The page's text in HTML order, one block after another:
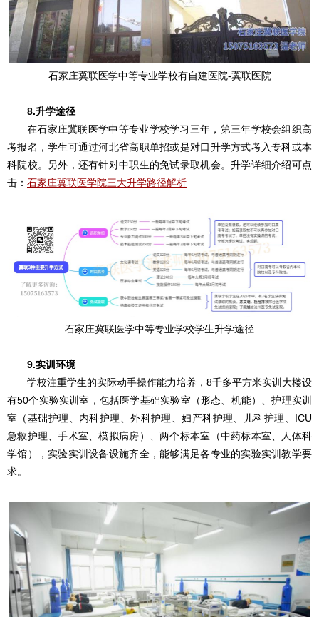
石家庄冀联医学中等专业学校有自建医院-冀联医院
8.升学途径
在石家庄冀联医学中等专业学校学习三年，第三年学校会组织高
考报名，学生可通过河北省高职单招或是对口升学方式考入专科或本
科院校。另外，还有针对中职生的免试录取机会。升学详细介绍可点
击： 石家庄冀联医学院三大升学路径解析
石家庄冀联医学中等专业学校学生升学途径
9.实训环境
学校注重学生的实际动手操作能力培养，8千多平方米实训大楼设
有50个实验实训室，包括医学基础实验室（形态、机能）、护理实训
室（基础护理、内科护理、外科护理、妇产科护理、儿科护理、ICU
急救护理、手术室、模拟病房）、两个标本室（中药标本室、人体科
学馆），实验实训设备设施齐全，能够满足各专业的实验实训教学要
求。